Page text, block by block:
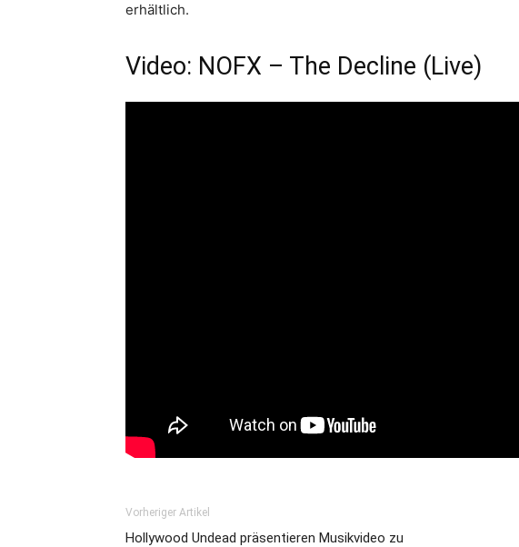
erhältlich.
Video: NOFX – The Decline (Live)
Vorheriger Artikel
Hollywood Undead präsentieren Musikvideo zu